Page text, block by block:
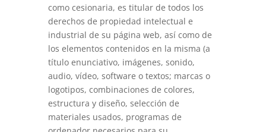
como cesionaria, es titular de todos los
derechos de propiedad intelectual e
industrial de su página web, así como de
los elementos contenidos en la misma (a
título enunciativo, imágenes, sonido,
audio, vídeo, software o textos; marcas o
logotipos, combinaciones de colores,
estructura y diseño, selección de
materiales usados, programas de